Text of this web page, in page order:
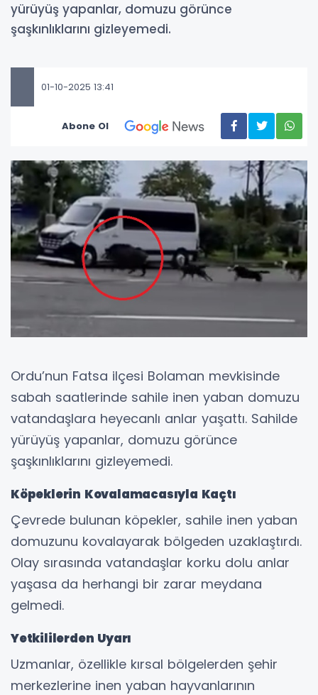
yürüyüş yapanlar, domuzu görünce
şaşkınlıklarını gizleyemedi.
01-10-2025 13:41
Abone Ol
Ordu’nun Fatsa ilçesi Bolaman mevkisinde
sabah saatlerinde sahile inen yaban domuzu
vatandaşlara heyecanlı anlar yaşattı. Sahilde
yürüyüş yapanlar, domuzu görünce
şaşkınlıklarını gizleyemedi.
Köpeklerin Kovalamacasıyla Kaçtı
Çevrede bulunan köpekler, sahile inen yaban
domuzunu kovalayarak bölgeden uzaklaştırdı.
Olay sırasında vatandaşlar korku dolu anlar
yaşasa da herhangi bir zarar meydana
gelmedi.
Yetkililerden Uyarı
Uzmanlar, özellikle kırsal bölgelerden şehir
merkezlerine inen yaban hayvanlarının